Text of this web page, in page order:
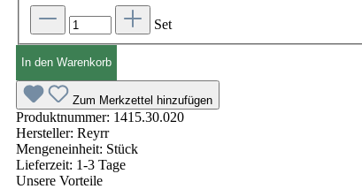
Set
In den Warenkorb
Zum Merkzettel hinzufügen
Produktnummer: 1415.30.020
Hersteller: Reyrr
Mengeneinheit: Stück
Lieferzeit: 1-3 Tage
Unsere Vorteile